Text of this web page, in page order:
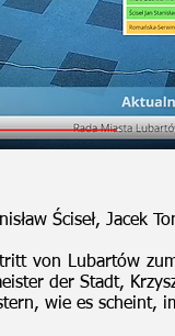
Ściseł, Jacek
von Lubartów
der Stadt,
wie es scheint,